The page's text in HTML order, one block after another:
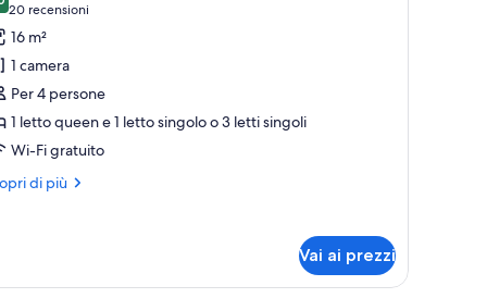
su 10
20 recensioni
(20
recensioni)
16 m²
1 camera
Per 4 persone
1 letto queen e 1 letto singolo o 3 letti singoli
Wi-Fi gratuito
di più
Vai ai prezzi